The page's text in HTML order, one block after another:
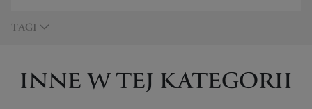
TAGI
INNE W TEJ KATEGORII